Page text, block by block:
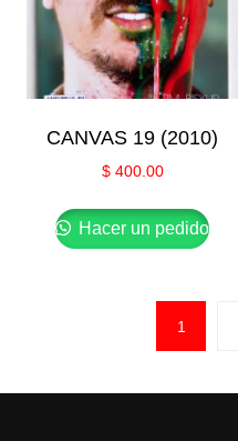
CANVAS 19 (2010)
$400.00
Hacer un pedido
1